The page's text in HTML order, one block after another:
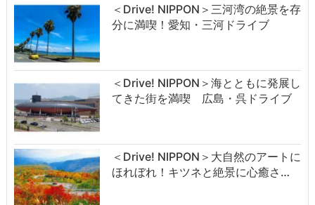
＜Drive! NIPPON＞三河湾の絶景を存
分に満喫！愛知・三河ドライブ
＜Drive! NIPPON＞海とともに発展し
てきた街を満喫 広島・呉ドライブ
＜Drive! NIPPON＞大自然のアートに
ほれぼれ！キツネと絶景に心癒さ…